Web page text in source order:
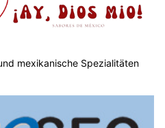
mexikanische Spezialitäten